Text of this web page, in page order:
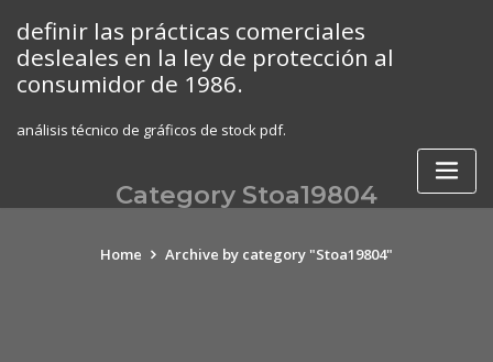
content
definir las prácticas comerciales
desleales en la ley de protección al
consumidor de 1986.
análisis técnico de gráficos de stock pdf.
Category Stoa19804
Home Archive by category "Stoa19804"